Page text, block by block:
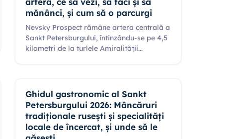
mănânci, și cum să o parcurgi
Nevsky Prospect rămâne artera centrală a
Sankt Petersburgului, întinzându-se pe 4,5
kilometri de la turlele Amiralității...
Ghidul gastronomic al Sankt
Petersburgului 2026: Mâncăruri
tradiționale rusești și specialități
locale de încercat, și unde să le